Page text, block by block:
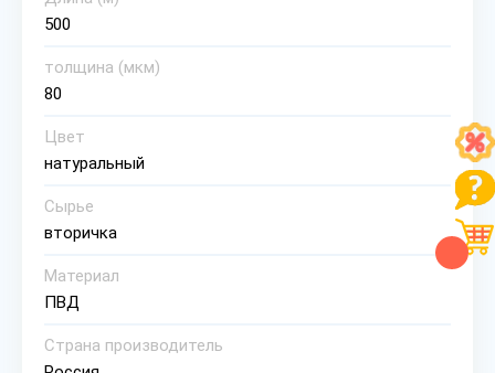
500
толщина (мкм)
80
Цвет
натуральный
Сырье
вторичка
Материал
ПВД
Страна производитель